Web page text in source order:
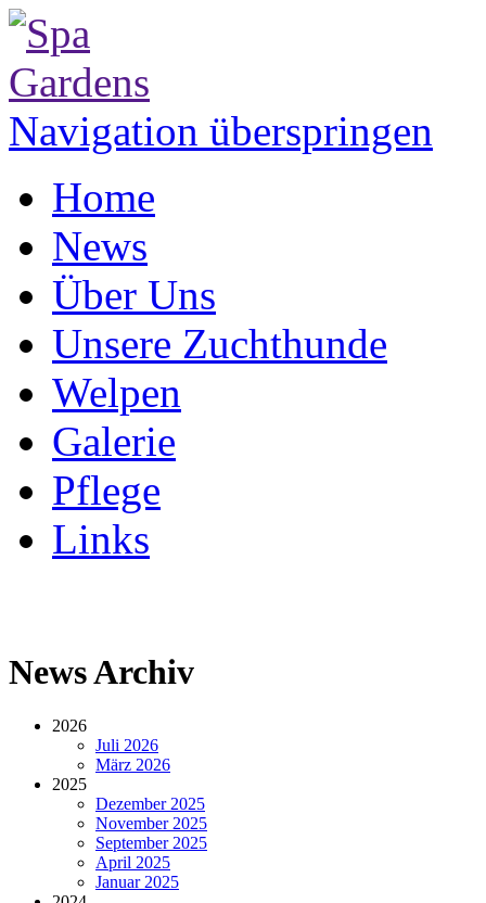
Navigation überspringen
Home
News
Über Uns
Unsere Zuchthunde
Welpen
Galerie
Pflege
Links
News Archiv
2026
Juli 2026
März 2026
2025
Dezember 2025
November 2025
September 2025
April 2025
Januar 2025